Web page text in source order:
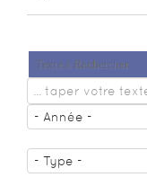
Texte à Rechercher